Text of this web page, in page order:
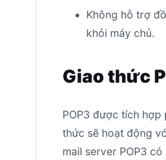
Không hỗ trợ
khỏi máy chủ.
Giao thức
POP3 được tích
thức sẽ hoạt động
mail server POP3